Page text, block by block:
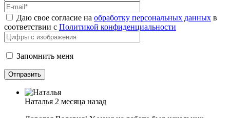
Даю свое согласие на обработку персональных данных в
соответствии с Политикой конфиденциальности
Запомнить меня
Наталья 2 месяца назад